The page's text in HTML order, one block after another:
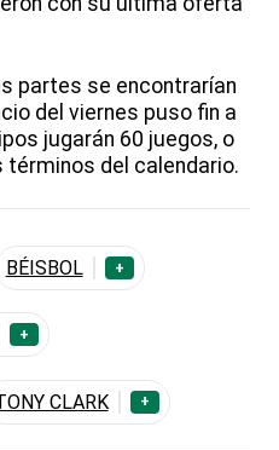
partes se encontrarían
del viernes puso fin a
jugarán 60 juegos, o
del calendario.
BÉISBOL +
+
CLARK +